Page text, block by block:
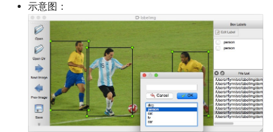
PaddleOCR-VL 天数 GPU 使
用教程
PaddleOCR-VL 华为昇腾 NPU
使用教程
PaddleOCR-VL Apple Silicon
使用教程
文本检测模块
文本图像矫正模块
文本行方向分类模块
文本识别模块
Benchmark
示意图：